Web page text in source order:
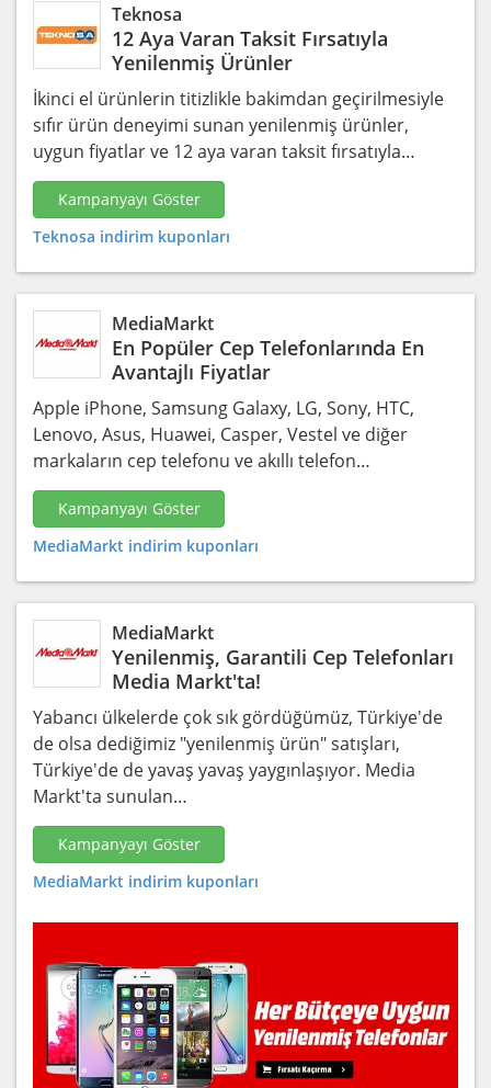
Teknosa
12 Aya Varan Taksit Fırsatıyla
Yenilenmiş Ürünler
İkinci el ürünlerin titizlikle bakimdan geçirilmesiyle
sıfır ürün deneyimi sunan yenilenmiş ürünler,
uygun fiyatlar ve 12 aya varan taksit fırsatıyla…
Kampanyayı Göster
Teknosa indirim kuponları
MediaMarkt
En Popüler Cep Telefonlarında En
Avantajlı Fiyatlar
Apple iPhone, Samsung Galaxy, LG, Sony, HTC,
Lenovo, Asus, Huawei, Casper, Vestel ve diğer
markaların cep telefonu ve akıllı telefon…
Kampanyayı Göster
MediaMarkt indirim kuponları
MediaMarkt
Yenilenmiş, Garantili Cep Telefonları
Media Markt'ta!
Yabancı ülkelerde çok sık gördüğümüz, Türkiye'de
de olsa dediğimiz "yenilenmiş ürün" satışları,
Türkiye'de de yavaş yavaş yaygınlaşıyor. Media
Markt'ta sunulan…
Kampanyayı Göster
MediaMarkt indirim kuponları